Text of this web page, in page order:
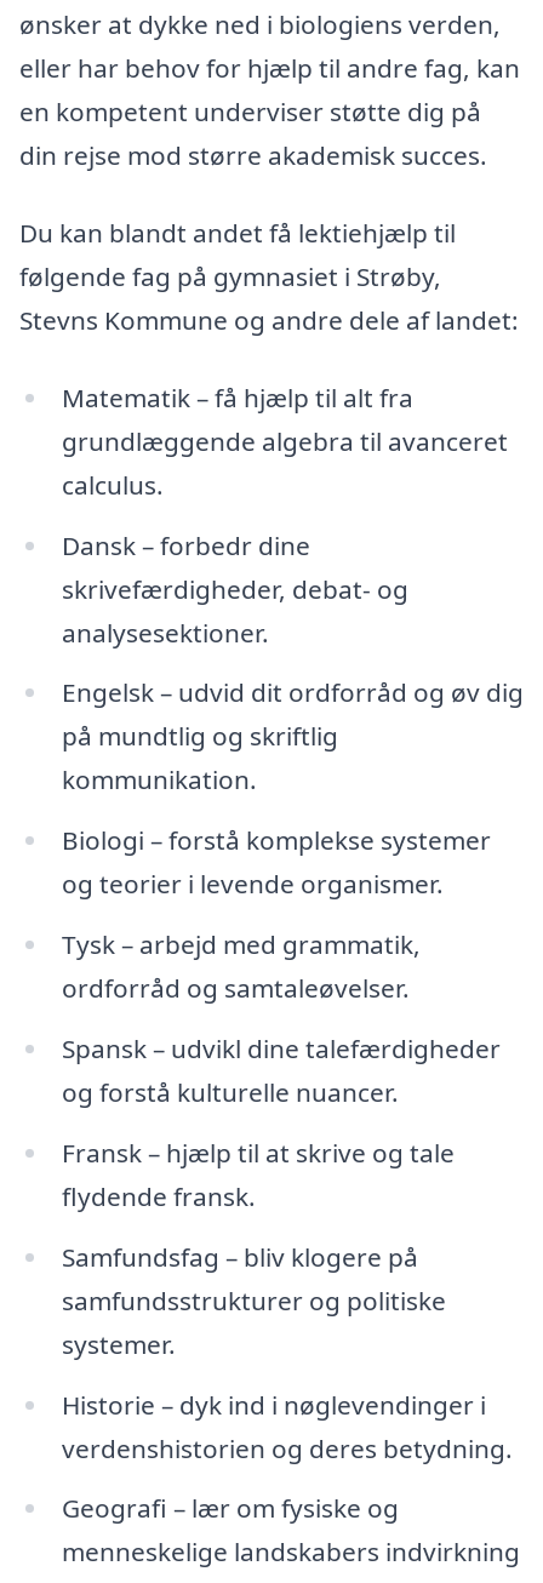
ønsker at dykke ned i biologiens verden,
eller har behov for hjælp til andre fag, kan
en kompetent underviser støtte dig på
din rejse mod større akademisk succes.
Du kan blandt andet få lektiehjælp til
følgende fag på gymnasiet i Strøby,
Stevns Kommune og andre dele af landet:
Matematik – få hjælp til alt fra
grundlæggende algebra til avanceret
calculus.
Dansk – forbedr dine
skrivefærdigheder, debat- og
analysesektioner.
Engelsk – udvid dit ordforråd og øv dig
på mundtlig og skriftlig
kommunikation.
Biologi – forstå komplekse systemer
og teorier i levende organismer.
Tysk – arbejd med grammatik,
ordforråd og samtaleøvelser.
Spansk – udvikl dine talefærdigheder
og forstå kulturelle nuancer.
Fransk – hjælp til at skrive og tale
flydende fransk.
Samfundsfag – bliv klogere på
samfundsstrukturer og politiske
systemer.
Historie – dyk ind i nøglevendinger i
verdenshistorien og deres betydning.
Geografi – lær om fysiske og
menneskelige landskabers indvirkning